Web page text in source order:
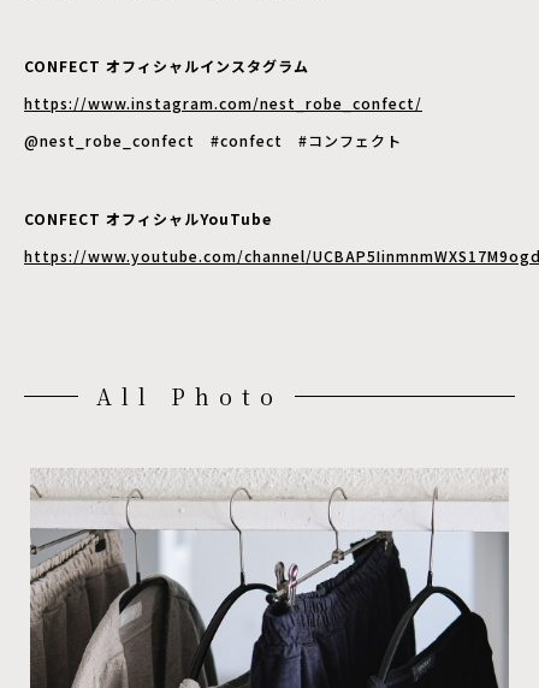
CONFECT オフィシャルインスタグラム
https://www.instagram.com/nest_robe_confect/
@nest_robe_confect #confect #コンフェクト
CONFECT オフィシャルYouTube
https://www.youtube.com/channel/
All Photo